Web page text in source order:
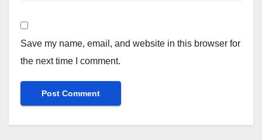
Save my name, email, and website in this browser for
the next time I comment.